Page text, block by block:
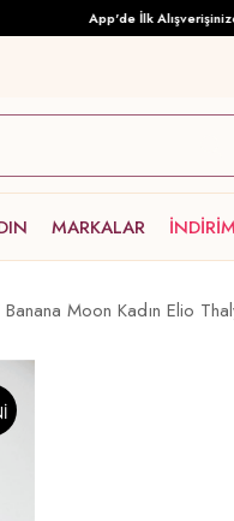
App'de İlk Alışverişinize
MARKALAR İNDİRİM
Banana Moon Kadın Elio